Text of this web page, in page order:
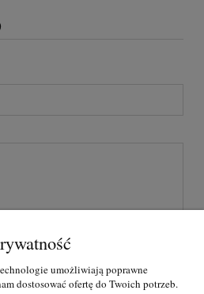
umożliwiają poprawne
dostosować ofertę do Twoich potrzeb.